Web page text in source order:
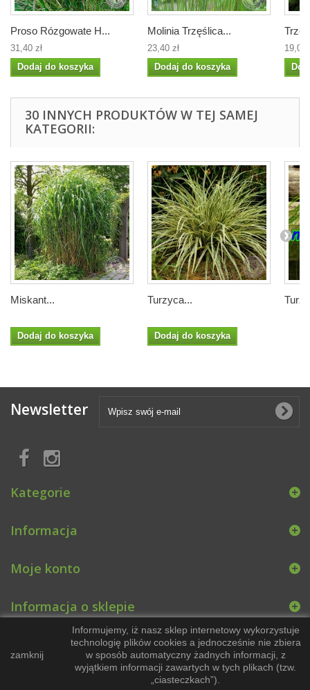
Proso Rózgowate H...
31,40 zł
Dodaj do koszyka
Molinia Trzęślica...
23,40 zł
Dodaj do koszyka
19,00
30 INNYCH PRODUKTÓW W TEJ SAMEJ
KATEGORII:
Miskant...
Dodaj do koszyka
Turzyca...
Dodaj do koszyka
Newsletter
Kategorie
Informacja
Moje konto
Informacja o sklepie
zamknij
Informujemy, iż nasz sklep internetowy wykorzystuje
technologię plików cookies a jednocześnie nie zbiera
w sposób automatyczny żadnych informacji, z
wyjątkiem informacji zawartych w tych plikach (tzw.
„ciasteczkach”).